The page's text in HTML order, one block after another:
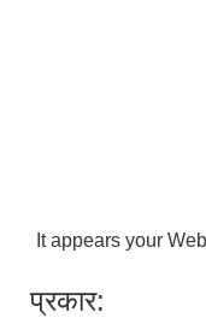
It appears your
प्रकार: